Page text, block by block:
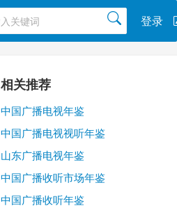
登录
相关推荐
中国广播电视年鉴
中国广播电视视听年鉴
山东广播电视年鉴
中国广播收听市场年鉴
中国广播收听年鉴